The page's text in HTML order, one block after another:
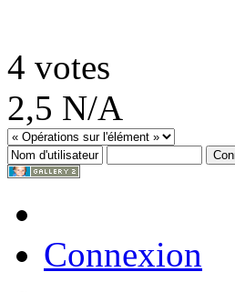
4 votes
2,5 N/A
Connexion